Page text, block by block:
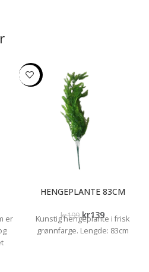
er
-30%
HENGEPLANTE 83CM
kr199 kr139
Kunstig hengeplante i frisk
grønnfarge. Lengde: 83cm